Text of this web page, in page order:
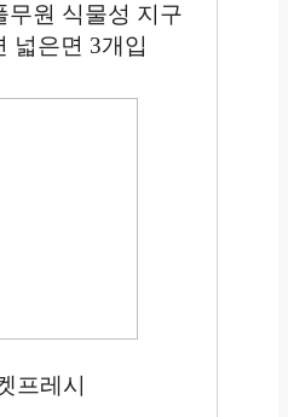
무원 식물성 지구
넓은면 3개입
프레시